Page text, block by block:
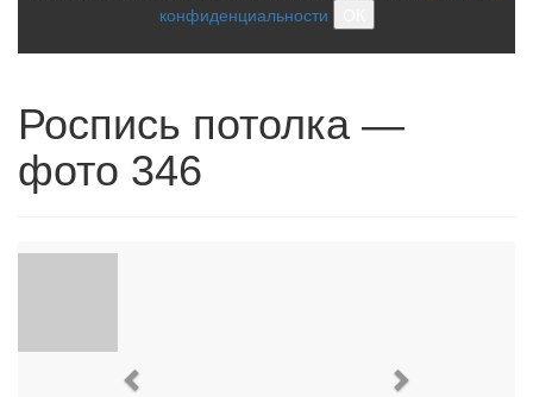
конфиденциальности
Роспись потолка —
фото 346